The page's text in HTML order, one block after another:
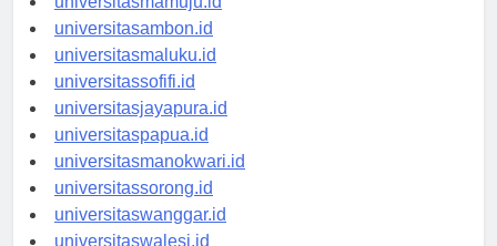
universitasmamuju.id
universitasambon.id
universitasmaluku.id
universitassofifi.id
universitasjayapura.id
universitaspapua.id
universitasmanokwari.id
universitassorong.id
universitaswanggar.id